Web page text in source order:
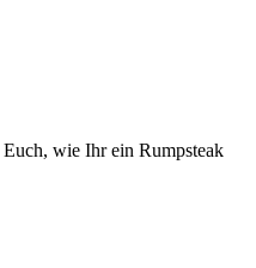
wie Ihr ein Rumpsteak